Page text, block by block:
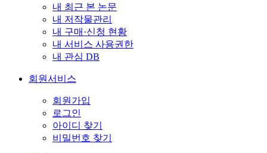
내 최근 본 논문
내 저작물관리
내 구매·신청 현황
내 서비스 사용권한
내 관심 DB
회원서비스
회원가입
로그인
아이디 찾기
비밀번호 찾기